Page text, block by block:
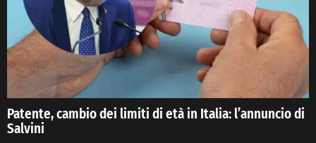
Patente, cambio dei limiti di età in Italia: l’annuncio di
Salvini